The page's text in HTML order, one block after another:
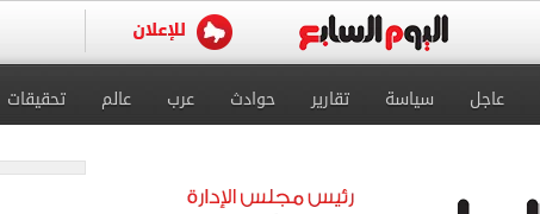
عاجل سياسة تقارير حوادث عرب عالم تحقيقات